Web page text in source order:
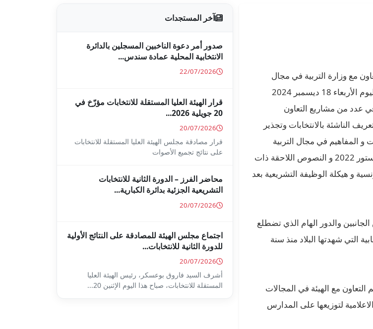
مع وزارة التربية في مجال
التثقيف الانتخابي، عقد السيد فاروق بوعسكر رئيس الهيئة صباح هذا اليوم الأربعاء 18 ديسمبر 2024
عدد من مشاريع التعاون
الناشئة بالانتخابات وتجذير
و المفاهيم في مجال التربية
المدنية و عدد من المواد الاخرى اعتمادا على التغييرات التي جاء بها دستور 2022 و النصوص اللاحقة ذات
و هيكلة الوظيفة التشريعية بعد
والدور الهام الذي تضطلع
التي شهدتها البلاد منذ سنة
التعاون مع الهيئة في المجالات
لتوزيعها على المدارس
آخر المستجدات
صدور أمر دعوة الناخبين المسجلين بالدائرة
الانتخابية المحلية عمادة سندس...
22/07/2026
قرار الهيئة العليا المستقلة للانتخابات مؤرّخ في
20 جويلية 2026...
20/07/2026
قرار مصادقة مجلس الهيئة العليا المستقلة للانتخابات
على نتائج تجميع الأصوات
محاضر الفرز – الدورة الثانية للانتخابات
التشريعية الجزئية بدائرة الكبارية...
20/07/2026
اجتماع مجلس الهيئة للمصادقة على النتائج الأولية
للدورة الثانية للانتخابات...
20/07/2026
أشرف السيد فاروق بوعسكر، رئيس الهيئة العليا
المستقلة للانتخابات، صباح هذا اليوم الإثنين 20...